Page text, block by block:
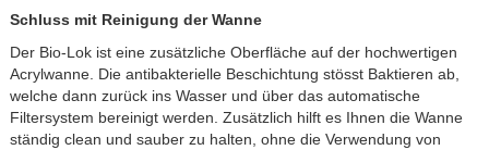
Schluss mit Reinigung der Wanne
Der Bio-Lok ist eine zusätzliche Oberfläche auf der hochwertigen
Acrylwanne. Die antibakterielle Beschichtung stösst Baktieren ab,
welche dann zurück ins Wasser und über das automatische
Filtersystem bereinigt werden. Zusätzlich hilft es Ihnen die Wanne
ständig clean und sauber zu halten, ohne die Verwendung von